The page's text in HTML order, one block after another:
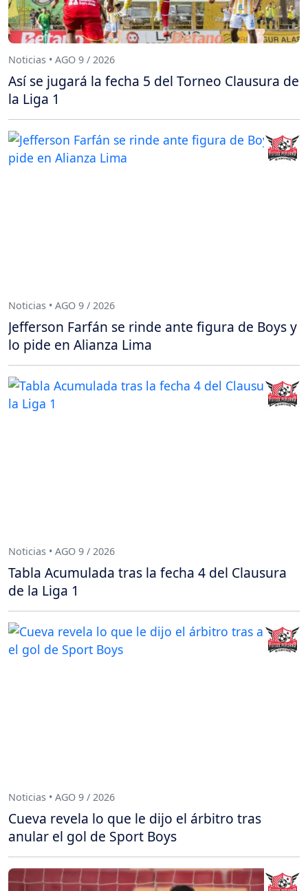
Noticias • AGO 9 / 2026
Así se jugará la fecha 5 del Torneo Clausura de
la Liga 1
Noticias • AGO 9 / 2026
Jefferson Farfán se rinde ante figura de Boys y
lo pide en Alianza Lima
Noticias • AGO 9 / 2026
Tabla Acumulada tras la fecha 4 del Clausura
de la Liga 1
Noticias • AGO 9 / 2026
Cueva revela lo que le dijo el árbitro tras
anular el gol de Sport Boys